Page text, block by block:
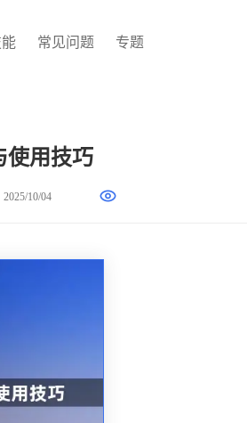
常见问题 专题
使用技巧
2025/10/04